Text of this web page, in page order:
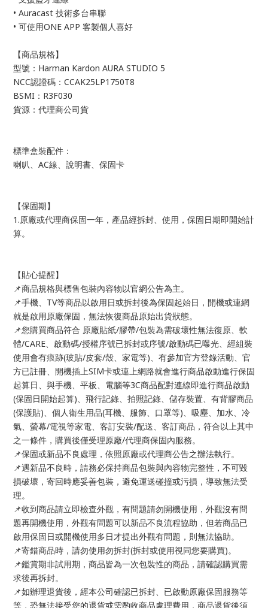
• Auracast 技術多台串聯
• 可使用ONE APP 客製個人喜好
【商品規格】
型號：Harman Kardon AURA STUDIO 5
NCC認證碼：CCAK25LP1750T8
BSMI：R3F030
貨源：代理商公司貨
標準盒裝配件：
喇叭、AC線、說明書、保固卡
【保固期】
1.原廠或代理商保固一年，產品經拆封、使用，保固日期即開始計
算。
【貼心提醒】
📌商品規格與標售包裝內容物以官網公告為主。
📌手機、TV等商品以啟用日或拆封後為保固起始日，開機或連網
就是啟用原廠保固，無法恢復商品原始出貨狀態。
📌您購買商品符合 原廠貼紙/膠帶/包裝為需破壞性無法復原、軟
體/CARE、啟動碼/授權序號已拆封或序號/啟動碼已曝光、經組裝
使用會有痕跡(玻貼/皮套/殼、家電等)、有參加官方登錄活動、官
方已註冊、開機插上SIM卡或連上網路就會進行商品啟動進行保固
起算日、與手機、平板、電腦等3C商品配對連線即進行商品啟動
(保固日開始起算)、飛行記錄、拍照記錄、儲存裝置、有背膠商品
(保護貼)、個人衛生用品(耳機、服飾、口罩等)、吸塵、加水、冷
氣、螢幕/電視等家電、客訂安裝/配送、客訂商品，符合以上其中
之一條件，購買後僅受理原廠/代理商保固內服務。
📌保固或新品不良處理，依照原廠或代理商公告之辦法執行。
📌遇新品不良時，請務必保持商品包裝與內容物完整性，不可毀
損破壞，寄回時應妥善包裝，避免運送碰撞或污損，導致無法受
理。
📌收到商品請立即檢查外觀，有問題請勿開機使用，外觀沒有問
題再開機使用，外觀有問題可以新品不良流程協助，但若商品已
啟用保固日或開機使用多日才提出外觀有問題，則無法協助。
📌寄錯商品時，請勿使用勿拆封(拆封或使用視同您要購買)。
📌鑑賞期非試用期，商品皆為一次包裝性的商品，請確認購買需
求後再拆封。
📌如辦理退貨後，經本公司確認已拆封、已啟動原廠保固服務等
等，恐無法接受您的退貨或需酌收商品處理費用，商品退貨後須